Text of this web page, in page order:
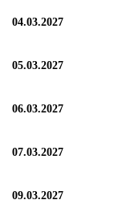
04.03.2027
05.03.2027
06.03.2027
07.03.2027
09.03.2027